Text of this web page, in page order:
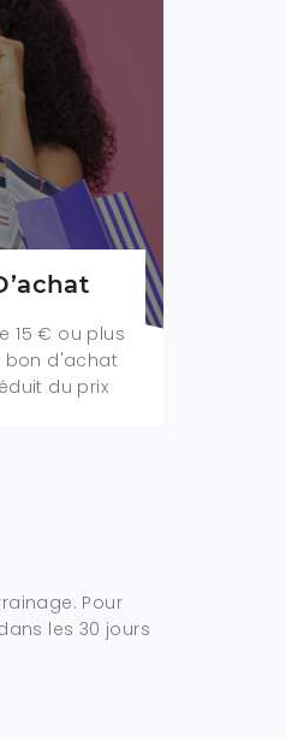
15 € ou plus
bon d'achat
du prix
Pour
les 30 jours